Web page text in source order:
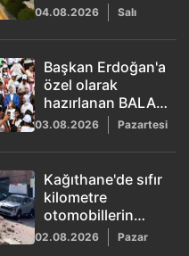
04.08.2026 Salı
Başkan Erdoğan'a
özel olarak
hazırlanan BALA
şarkısı yayımlandı
03.08.2026 Pazartesi
Kağıthane'de sıfır
kilometre
otomobillerin
üzerine duvar
02.08.2026 Pazar